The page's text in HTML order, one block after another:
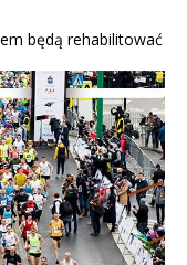
będą rehabilitować